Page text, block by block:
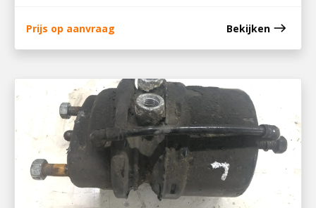
Prijs op aanvraag Bekijken east